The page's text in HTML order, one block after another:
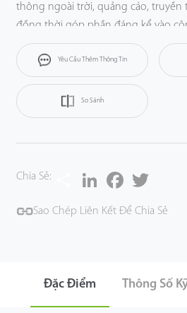
thông ngoài trời,quảng cáo,truyền
đồng thờigóp phần đáng kể vào
thị và các sự kiện thể thao.
Yêu Cầu Thêm Thông Tin
So Sánh
Chia Sẻ: Share LinkedInFacebook
Sao Chép Liên Kết Để Chia Sẻ
Đặc Điểm Thông Số